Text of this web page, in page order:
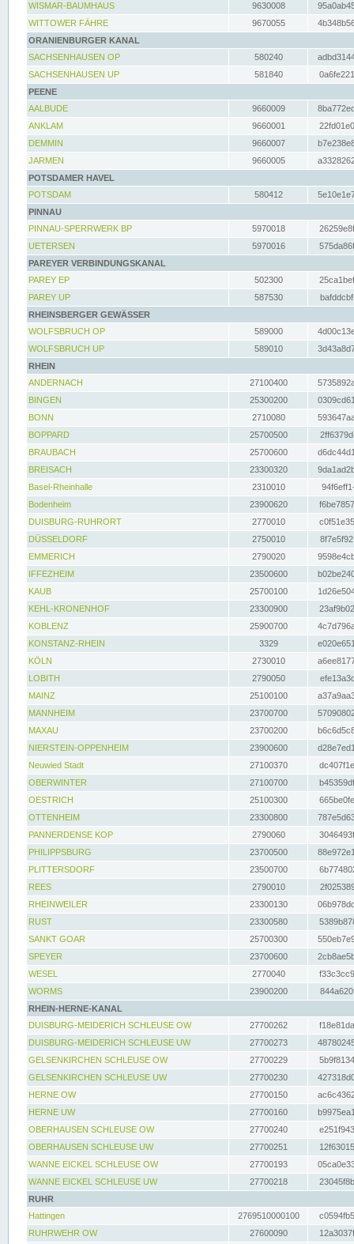
WISMAR-BAUMHAUS
9630008
WITTOWER FÄHRE
9670055
ORANIENBURGER KANAL
SACHSENHAUSEN OP
580240
SACHSENHAUSEN UP
581840
PEENE
AALBUDE
9660009
ANKLAM
9660001
DEMMIN
9660007
JARMEN
9660005
POTSDAMER HAVEL
POTSDAM
580412
PINNAU
PINNAU-SPERRWERK BP
5970018
UETERSEN
5970016
PAREYER VERBINDUNGSKANAL
PAREY EP
502300
PAREY UP
587530
RHEINSBERGER GEWÄSSER
WOLFSBRUCH OP
589000
WOLFSBRUCH UP
589010
RHEIN
ANDERNACH
27100400
BINGEN
25300200
BONN
2710080
BOPPARD
25700500
BRAUBACH
25700600
BREISACH
23300320
Basel-Rheinhalle
2310010
Bodenheim
23900620
DUISBURG-RUHRORT
2770010
DÜSSELDORF
2750010
EMMERICH
2790020
IFFEZHEIM
23500600
KAUB
25700100
KEHL-KRONENHOF
23300900
KOBLENZ
25900700
KONSTANZ-RHEIN
3329
KÖLN
2730010
LOBITH
2790050
MAINZ
25100100
MANNHEIM
23700700
MAXAU
23700200
NIERSTEIN-OPPENHEIM
23900600
Neuwied Stadt
27100370
OBERWINTER
27100700
OESTRICH
25100300
OTTENHEIM
23300800
PANNERDENSE KOP
2790060
PHILIPPSBURG
23700500
PLITTERSDORF
23500700
REES
2790010
RHEINWEILER
23300130
RUST
23300580
SANKT GOAR
25700300
SPEYER
23700600
WESEL
2770040
WORMS
23900200
RHEIN-HERNE-KANAL
DUISBURG-MEIDERICH SCHLEUSE OW
27700262
DUISBURG-MEIDERICH SCHLEUSE UW
27700273
GELSENKIRCHEN SCHLEUSE OW
27700229
GELSENKIRCHEN SCHLEUSE UW
27700230
HERNE OW
27700150
HERNE UW
27700160
OBERHAUSEN SCHLEUSE OW
27700240
OBERHAUSEN SCHLEUSE UW
27700251
WANNE EICKEL SCHLEUSE OW
27700193
WANNE EICKEL SCHLEUSE UW
27700218
RUHR
Hattingen
2769510000100
RUHRWEHR OW
27600090